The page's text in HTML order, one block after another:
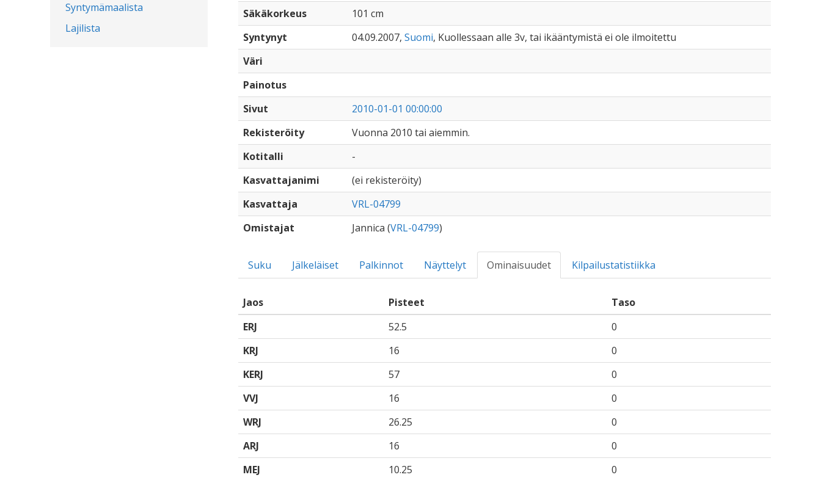
Syntymämaalista
Lajilista
Säkäkorkeus
101 cm
Syntynyt
04.09.2007, Suomi, Kuollessaan alle 3v, tai ikääntymistä ei ole ilmoitettu
Väri
Painotus
Sivut
2010-01-01 00:00:00
Rekisteröity
Vuonna 2010 tai aiemmin.
Kotitalli
-
Kasvattajanimi
(ei rekisteröity)
Kasvattaja
VRL-04799
Omistajat
Jannica (VRL-04799)
Suku Jälkeläiset Palkinnot Näyttelyt Ominaisuudet Kilpailustatistiikka
Jaos Pisteet
Taso
ERJ
52.5
0
KRJ
16
0
KERJ
57
0
VVJ
16
0
WRJ
26.25
0
ARJ
16
0
MEJ
10.25 0